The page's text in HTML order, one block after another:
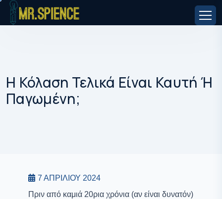
Η Κόλαση Τελικά Είναι Καυτή Ή
Παγωμένη;
7 ΑΠΡΙΛΊΟΥ 2024
Πριν από καμιά 20ρια χρόνια (αν είναι δυνατόν)